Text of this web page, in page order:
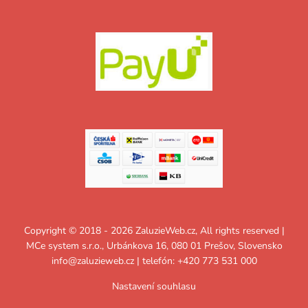
Copyright © 2018 - 2026 ZaluzieWeb.cz, All rights reserved |
MCe system s.r.o., Urbánkova 16, 080 01 Prešov, Slovensko
info@zaluzieweb.cz| telefón: +420 773 531 000
Nastavení souhlasu